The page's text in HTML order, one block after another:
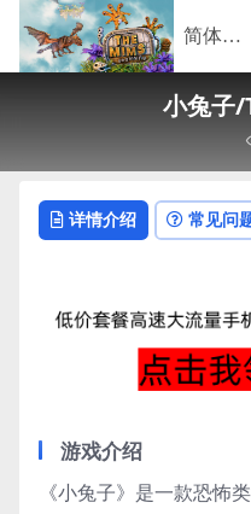
小兔子
详情介绍 常见问
游戏介绍
《小兔子》是一款恐怖